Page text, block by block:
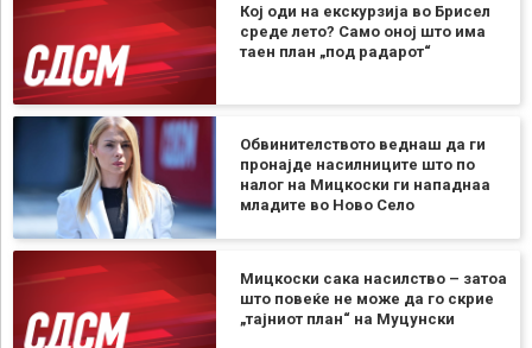
Кој оди на екскурзија во Брисел
среде лето? Само оној што има
таен план „под радарот“
Обвинителството веднаш да ги
пронајде насилниците што по
налог на Мицкоски ги нападнаа
младите во Ново Село
Мицкоски сака насилство – затоа
што повеќе не може да го скрие
„тајниот план“ на Муцунски